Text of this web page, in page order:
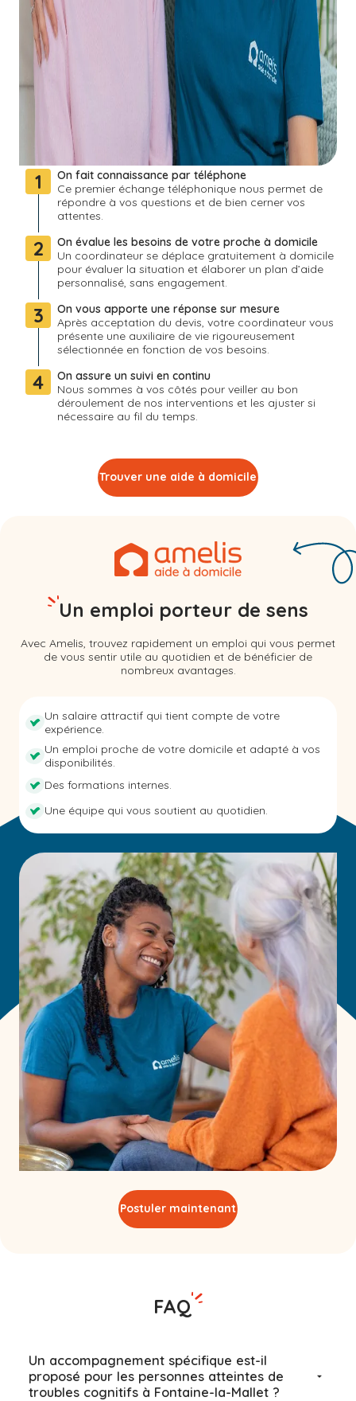
1
On fait connaissance par téléphone
Ce premier échange téléphonique nous permet de
répondre à vos questions et de bien cerner vos
attentes.
2
On évalue les besoins de votre proche à domicile
Un coordinateur se déplace gratuitement à domicile
pour évaluer la situation et élaborer un plan d’aide
personnalisé, sans engagement.
3
On vous apporte une réponse sur mesure
Après acceptation du devis, votre coordinateur vous
présente une auxiliaire de vie rigoureusement
sélectionnée en fonction de vos besoins.
4
On assure un suivi en continu
Nous sommes à vos côtés pour veiller au bon
déroulement de nos interventions et les ajuster si
nécessaire au fil du temps.
Trouver une aide à domicile
Un emploi porteur de sens
Avec Amelis, trouvez rapidement un emploi qui vous permet
de vous sentir utile au quotidien et de bénéficier de
nombreux avantages.
Un salaire attractif qui tient compte de votre
expérience.
Un emploi proche de votre domicile et adapté à vos
disponibilités.
Des formations internes.
Une équipe qui vous soutient au quotidien.
Postuler maintenant
FAQ
Un accompagnement spécifique est-il
proposé pour les personnes atteintes de
troubles cognitifs à Fontaine-la-Mallet ?